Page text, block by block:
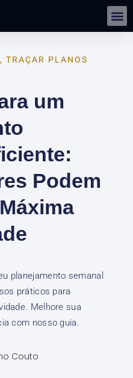
, TRAÇAR PLANOS
um
Podem
planejamento semanal
práticos para
Melhore sua
com nosso guia.
Couto